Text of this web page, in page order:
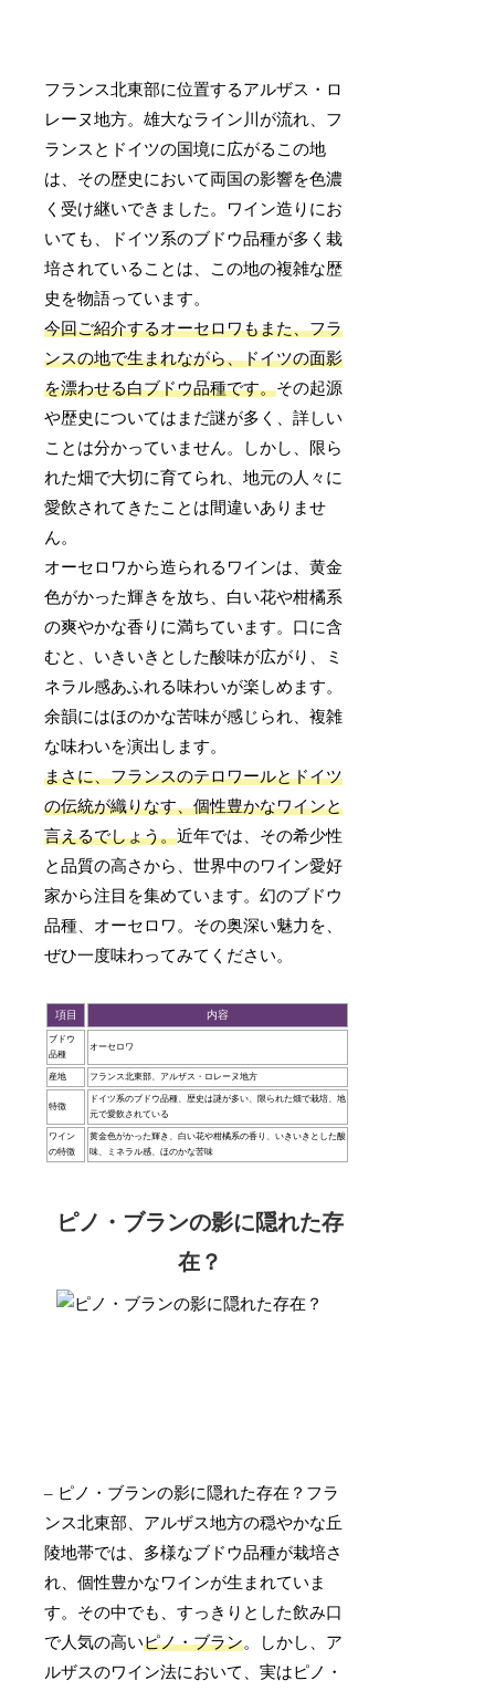
フランス北東部に位置するアルザス・ロ
レーヌ地方。雄大なライン川が流れ、フ
ランスとドイツの国境に広がるこの地
は、その歴史において両国の影響を色濃
く受け継いできました。ワイン造りにお
いても、ドイツ系のブドウ品種が多く栽
培されていることは、この地の複雑な歴
史を物語っています。
今回ご紹介するオーセロワもまた、フラ
ンスの地で生まれながら、ドイツの面影
を漂わせる白ブドウ品種です。その起源
や歴史についてはまだ謎が多く、詳しい
ことは分かっていません。しかし、限ら
れた畑で大切に育てられ、地元の人々に
愛飲されてきたことは間違いありませ
ん。
オーセロワから造られるワインは、黄金
色がかった輝きを放ち、白い花や柑橘系
の爽やかな香りに満ちています。口に含
むと、いきいきとした酸味が広がり、ミ
ネラル感あふれる味わいが楽しめます。
余韻にはほのかな苦味が感じられ、複雑
な味わいを演出します。
まさに、フランスのテロワールとドイツ
の伝統が織りなす、個性豊かなワインと
言えるでしょう。近年では、その希少性
と品質の高さから、世界中のワイン愛好
家から注目を集めています。幻のブドウ
品種、オーセロワ。その奥深い魅力を、
ぜひ一度味わってみてください。
項目 内容
ブドウ
品種
オーセロワ
産地 フランス北東部、アルザス・ロレーヌ地方
特徴
ドイツ系のブドウ品種、歴史は謎が多い、限られた畑で栽培、地
元で愛飲されている
ワイン
の特徴
黄金色がかった輝き、白い花や柑橘系の香り、いきいきとした酸
味、ミネラル感、ほのかな苦味
ピノ・ブランの影に隠れた存
在？
– ピノ・ブランの影に隠れた存在？フラ
ンス北東部、アルザス地方の穏やかな丘
陵地帯では、多様なブドウ品種が栽培さ
れ、個性豊かなワインが生まれていま
す。その中でも、すっきりとした飲み口
で人気の高いピノ・ブラン。しかし、ア
ルザスのワイン法において、実はピノ・